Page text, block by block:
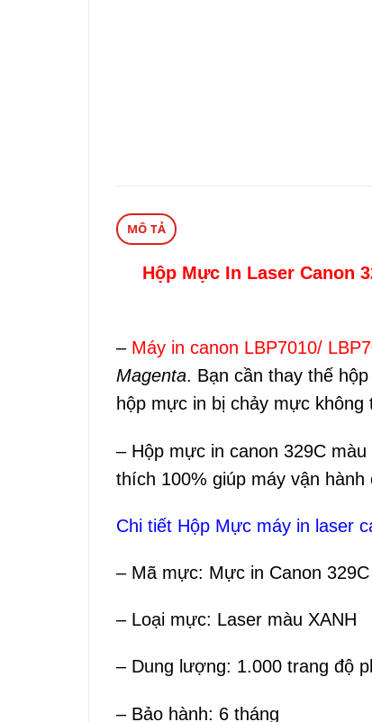
MÔ TẢ
Hộp Mực In Laser Canon
–Máy in canon LBP7010/
Magenta. Bạn cần thay thế
hộp mực in bị chảy mực
– Hộp mực in canon 329C
thích 100% giúp máy vận
Chi tiết Hộp Mực máy in laser
– Mã mực: Mực in Canon 329C
– Loại mực: Laser màu XANH
– Dung lượng: 1.000 trang độ
– Bảo hành: 6 tháng